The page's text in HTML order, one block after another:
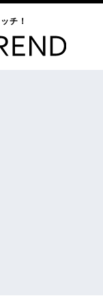
チ！